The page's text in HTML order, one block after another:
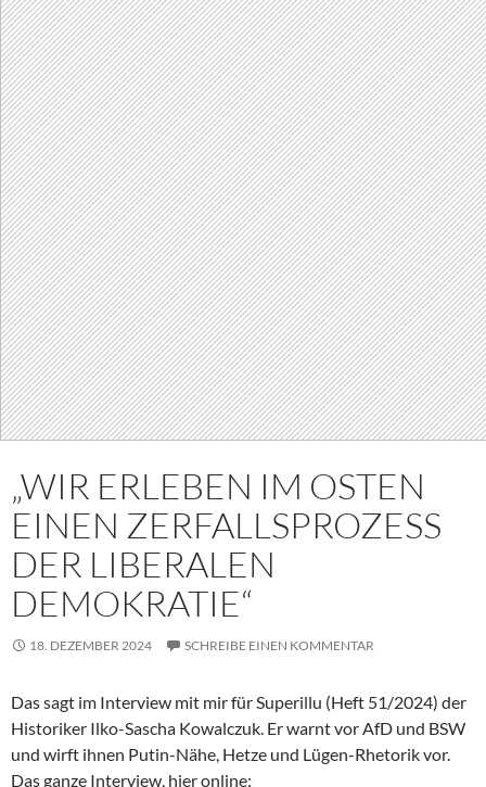
„WIR ERLEBEN IM OSTEN
EINEN ZERFALLSPROZESS
DER LIBERALEN
DEMOKRATIE“
18. DEZEMBER 2024 SCHREIBE EINEN KOMMENTAR
Das sagt im Interview mit mir für Superillu (Heft 51/2024) der
Historiker Ilko-Sascha Kowalczuk. Er warnt vor AfD und BSW
und wirft ihnen Putin-Nähe, Hetze und Lügen-Rhetorik vor.
Das ganze Interview, hier online: